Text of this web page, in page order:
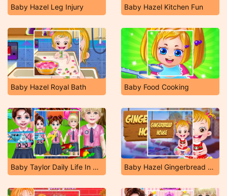
Baby Hazel Leg Injury Baby Hazel Kitchen Fun
Baby Hazel Royal Bath Baby Food Cooking
Baby Taylor Daily Life In Kindergarten Baby Hazel Gingerbread House